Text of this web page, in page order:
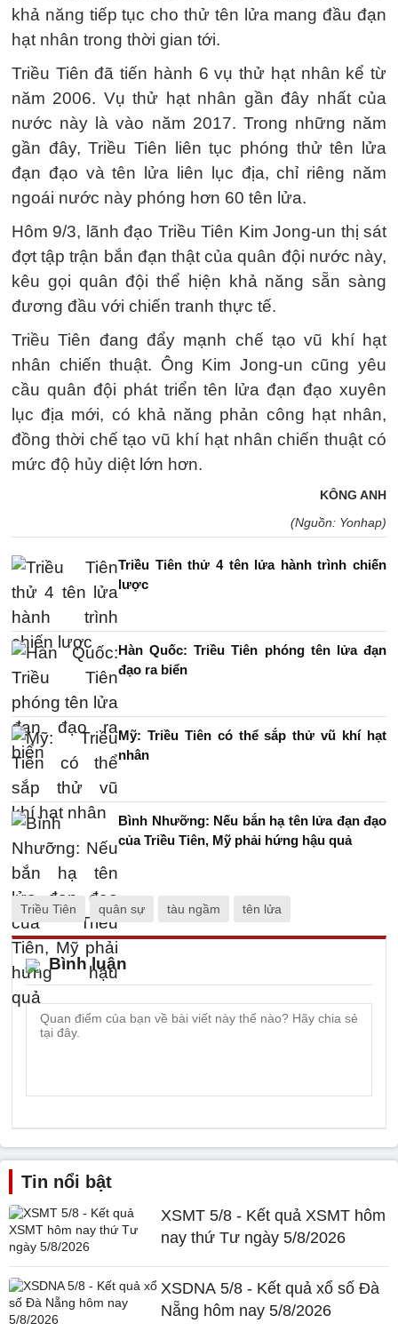
khả năng tiếp tục cho thử tên lửa mang đầu đạn
hạt nhân trong thời gian tới.
Triều Tiên đã tiến hành 6 vụ thử hạt nhân kể từ
năm 2006. Vụ thử hạt nhân gần đây nhất của
nước này là vào năm 2017. Trong những năm
gần đây, Triều Tiên liên tục phóng thử tên lửa
đạn đạo và tên lửa liên lục địa, chỉ riêng năm
ngoái nước này phóng hơn 60 tên lửa.
Hôm 9/3, lãnh đạo Triều Tiên Kim Jong-un thị sát
đợt tập trận bắn đạn thật của quân đội nước này,
kêu gọi quân đội thể hiện khả năng sẵn sàng
đương đầu với chiến tranh thực tế.
Triều Tiên đang đẩy mạnh chế tạo vũ khí hạt
nhân chiến thuật. Ông Kim Jong-un cũng yêu
cầu quân đội phát triển tên lửa đạn đạo xuyên
lục địa mới, có khả năng phản công hạt nhân,
đồng thời chế tạo vũ khí hạt nhân chiến thuật có
mức độ hủy diệt lớn hơn.
KÔNG ANH
(Nguồn: Yonhap)
Triều Tiên thử 4 tên lửa hành trình chiến
lược
Hàn Quốc: Triều Tiên phóng tên lửa đạn
đạo ra biển
Mỹ: Triều Tiên có thể sắp thử vũ khí hạt
nhân
Bình Nhưỡng: Nếu bắn hạ tên lửa đạn đạo
của Triều Tiên, Mỹ phải hứng hậu quả
Triều Tiên quân sự tàu ngầm tên lửa
Bình luận
Tin nổi bật
XSMT 5/8 - Kết quả XSMT hôm
nay thứ Tư ngày 5/8/2026
XSDNA 5/8 - Kết quả xổ số Đà
Nẵng hôm nay 5/8/2026